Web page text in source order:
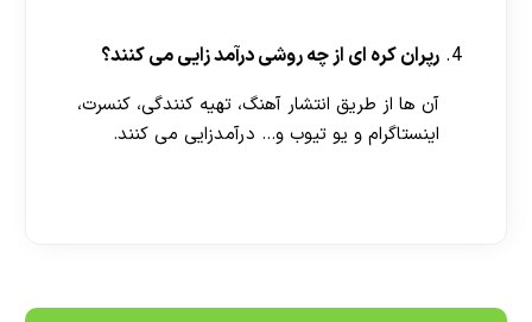
رپران کره ای از چه روشی درآمد زایی می کنند؟
آن ها از طریق انتشار آهنگ، تهیه‌ کنندگی، کنسرت،
اینستاگرام و یو تیوب و… درآمدزایی می کنند.